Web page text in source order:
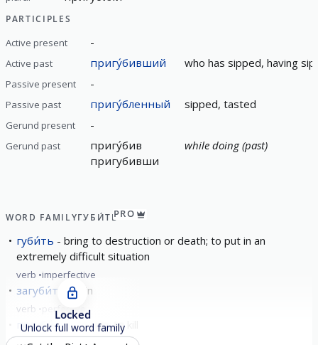
PARTICIPLES
Active present -
Active past пригу́бивший who has sipped, having
Passive present -
Passive past пригу́бленный sipped, tasted
Gerund present -
Gerund past
пригу́бив
пригубивши
while doing (past)
WORD FAMILYГУБИ́ТЬPRO
губи́ть
bring to destruction or death; to put in an
extremely difficult situation
verb imperfective
загуби́ть ruin
verb perfective
погуби́ть to ruin; to kill
verb perfective
Locked
Unlock full word family